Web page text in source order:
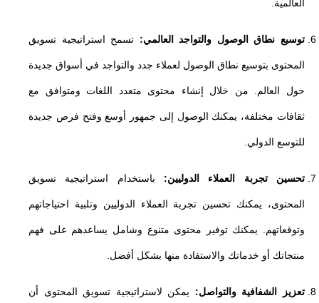
العالمية.
توسيع نطاق الوصول والتواجد العالمي: تسمح استراتيجية تسويق
المحتوى بتوسيع نطاق الوصول لعملاء جدد والتواجد في أسواق جديدة
حول العالم. من خلال إنشاء محتوى متعدد اللغات ومتوافق مع
ثقافات مختلفة، يمكنك الوصول إلى جمهور أوسع وفتح فرص جديدة
للتوسع الدولي.
تحسين تجربة العملاء الدوليين: باستخدام استراتيجية تسويق
المحتوى، يمكنك تحسين تجربة العملاء الدوليين وتلبية احتياجاتهم
وتوقعاتهم. يمكنك توفير محتوى متنوع وشامل يساعدهم على فهم
منتجاتك أو خدماتك والاستفادة منها بشكل أفضل.
تعزيز الشفافية والتواصل: يمكن لاستراتيجية تسويق المحتوى أن